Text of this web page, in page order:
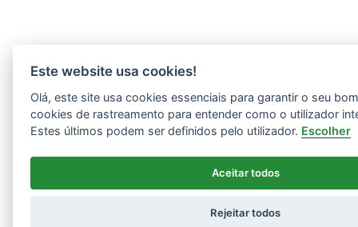
Este website usa cookies!
Olá, este site usa cookies essenciais para garantir o seu
cookies de rastreamento para entender como o utilizador
Estes últimos podem ser definidos pelo utilizador. Escolher
Aceitar todos
Rejeitar todos